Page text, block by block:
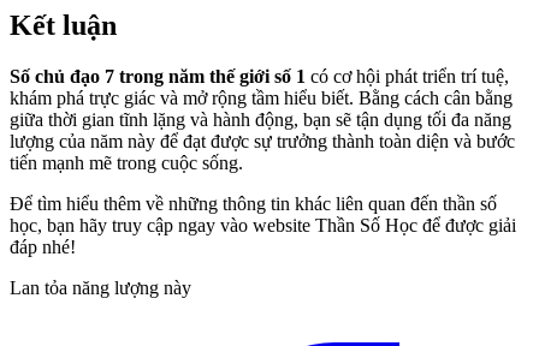
Kết luận
Số chủ đạo 7 trong năm thế giới số 1 có cơ hội phát triển trí tuệ,
khám phá trực giác và mở rộng tầm hiểu biết. Bằng cách cân bằng
giữa thời gian tĩnh lặng và hành động, bạn sẽ tận dụng tối đa năng
lượng của năm này để đạt được sự trưởng thành toàn diện và bước
tiến mạnh mẽ trong cuộc sống.
Để tìm hiểu thêm về những thông tin khác liên quan đến thần số
học, bạn hãy truy cập ngay vào website Thần Số Học để được giải
đáp nhé!
Lan tỏa năng lượng này